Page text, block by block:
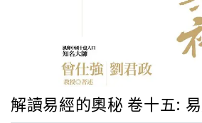
解讀易經的奧秘 卷十五: